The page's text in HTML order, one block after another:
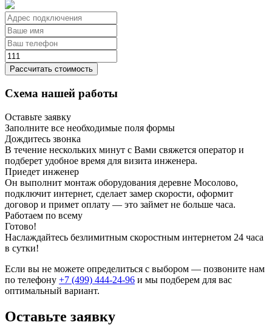
Рассчитать стоимость
Схема нашей работы
Оставьте заявку
Заполните все необходимые поля формы
Дождитесь звонка
В течение нескольких минут с Вами свяжется оператор и
подберет удобное время для визита инженера.
Приедет инженер
Он выполнит монтаж оборудования деревне Мосолово,
подключит интернет, сделает замер скорости, оформит
договор и примет оплату — это займет не больше часа.
Работаем по всему
Готово!
Наслаждайтесь безлимитным скоростным интернетом 24 часа
в сутки!
Если вы не можете определиться с выбором — позвоните нам
по телефону +7 (499) 444-24-96 и мы подберем для вас
оптимальный вариант.
Оставьте заявку